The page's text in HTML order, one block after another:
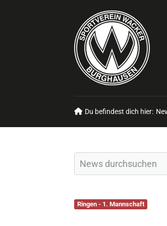
Du befindest dich hier:
Ringen - 1. Mannschaft